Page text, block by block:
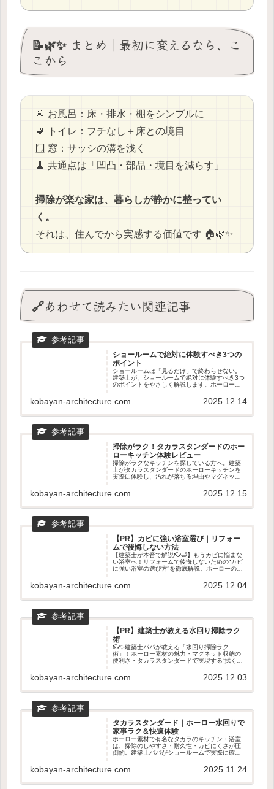
📝🌿✨ まとめ｜最初に変えるなら、こ
こから
🚿 お風呂：床・排水・棚をシンプルに
🚽 トイレ：フチなし＋床との境目
🪟 窓：サッシの溝を浅く
🧹 共通点は「凹凸・部品・境目を減らす」
掃除が楽な家は、暮らしが静かに整ってい
く。
それは、住んでから実感する価値です 🏠🌿✨
🔗あわせて読みたい関連記事
ショールームで絶対に体験すべき3つの
ポイント
ショールームは「見るだけ」で終わらせない。
建築士が、ショールームで絶対に体験すべき3つ
のポイントをやさしく解説します。ホーローの
地まで。新築・リフォームどちらにも役立つ、
後悔しない見学のコツがわかる記事です。
kobayan-architecture.com 2025.12.14
掃除がラク！タカラスタンダードのホー
ローキッチン体験レビュー
掃除がラクなキッチンを探している方へ。建築
士がタカラスタンダードのホーローキッチンを
実際に体験し、汚れが落ちる理由やマグネット
の相性やショールームで見るべきポイントもわ
かる、後悔しないキッチン選びの記事です。
kobayan-architecture.com 2025.12.15
【PR】カビに強い浴室選び｜リフォー
ムで後悔しない方法
【建築士が本音で解説👓🛁】もうカビに悩まな
い浴室へ！リフォームで後悔しないための“カビ
に強い浴室の選び方”を徹底解説。ホーローの汚
カラスタンダードが選ばれる理由を専門目線で
紹介。ショールームで確認すべきポイントもわ
kobayan-architecture.com 2025.12.04
【PR】建築士が教える水回り掃除ラク
術
👓✨建築士パパが教える「水回り掃除ラク
術」！ホーロー素材の魅力・マグネット収納の
便利さ・タカラスタンダードで実現する“拭くだ
洗面が驚くほどラクになる理由を紹介します💖
🧼
kobayan-architecture.com 2025.12.03
タカラスタンダード｜ホーロー水回りで
家事ラク＆快適体験
ホーロー素材で有名なタカラのキッチン・浴室
は、掃除のしやすさ・耐久性・カビにくさが圧
倒的。建築士パパがショールームで実際に確認
かりやすく紹介。新築・リフォームの前に読ん
でおきたい家事ラクの知恵🧽✨
kobayan-architecture.com 2025.11.24